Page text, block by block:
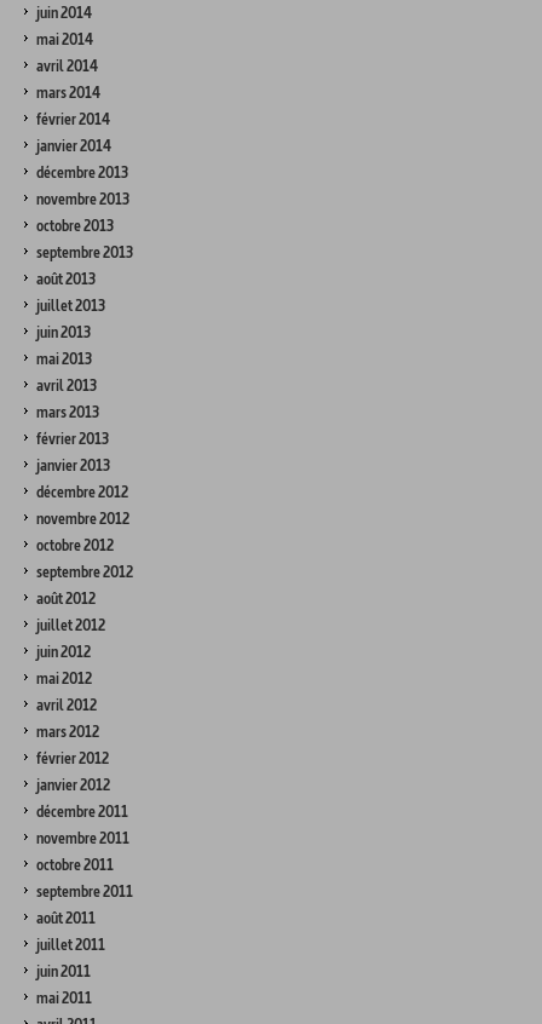
juin 2014
mai 2014
avril 2014
mars 2014
février 2014
janvier 2014
décembre 2013
novembre 2013
octobre 2013
septembre 2013
août 2013
juillet 2013
juin 2013
mai 2013
avril 2013
mars 2013
février 2013
janvier 2013
décembre 2012
novembre 2012
octobre 2012
septembre 2012
août 2012
juillet 2012
juin 2012
mai 2012
avril 2012
mars 2012
février 2012
janvier 2012
décembre 2011
novembre 2011
octobre 2011
septembre 2011
août 2011
juillet 2011
juin 2011
mai 2011